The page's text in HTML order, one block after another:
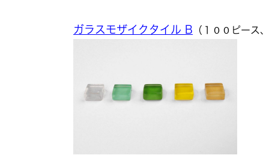
ガラスモザイクタイル B （１００ピース